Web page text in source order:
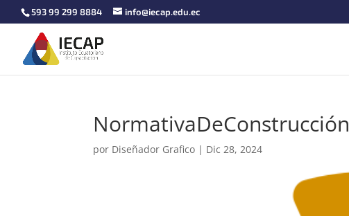
593 99 299 8884 info@iecap.edu.ec
NormativaDeConstrucción
por Diseñador Grafico | Dic 28, 2024